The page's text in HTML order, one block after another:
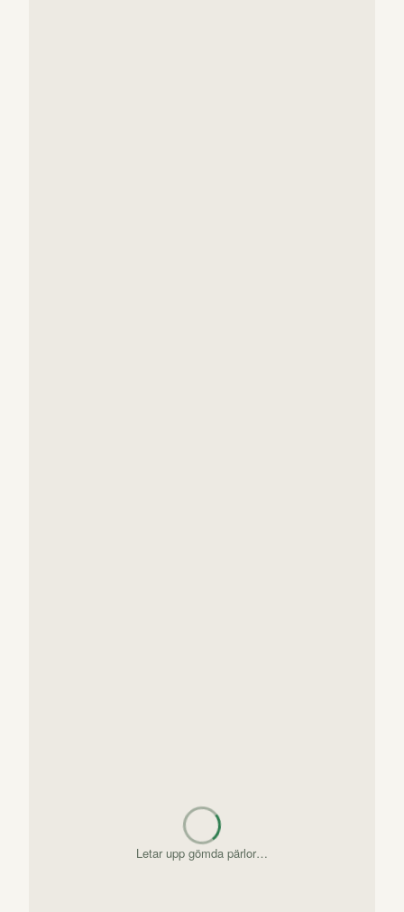
Letar upp gömda pärlor…